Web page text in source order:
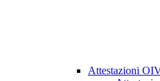
Attestazioni